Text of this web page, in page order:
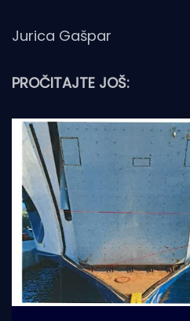
Jurica Gašpar
PROČITAJTE JOŠ: